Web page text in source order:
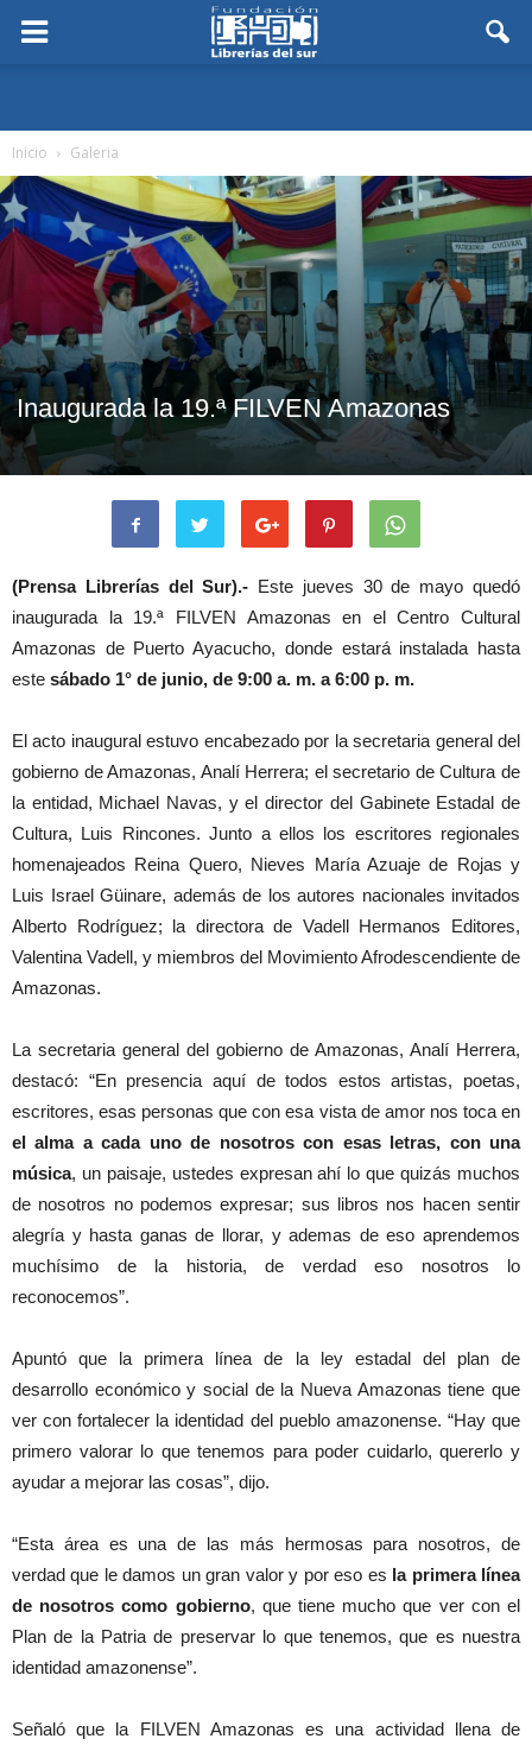
Inicio Galeria
Inaugurada la 19.ª FILVEN Amazonas
(Prensa Librerías del Sur).- Este jueves 30 de mayo quedó
inaugurada la 19.ª FILVEN Amazonas en el Centro Cultural
Amazonas de Puerto Ayacucho, donde estará instalada hasta
este sábado 1° de junio, de 9:00 a. m. a 6:00 p. m.
El acto inaugural estuvo encabezado por la secretaria general del
gobierno de Amazonas, Analí Herrera; el secretario de Cultura de
la entidad, Michael Navas, y el director del Gabinete Estadal de
Cultura, Luis Rincones. Junto a ellos los escritores regionales
homenajeados Reina Quero, Nieves María Azuaje de Rojas y
Luis Israel Güinare, además de los autores nacionales invitados
Alberto Rodríguez; la directora de Vadell Hermanos Editores,
Valentina Vadell, y miembros del Movimiento Afrodescendiente de
Amazonas.
La secretaria general del gobierno de Amazonas, Analí Herrera,
destacó: “En presencia aquí de todos estos artistas, poetas,
escritores, esas personas que con esa vista de amor nos toca en
el alma a cada uno de nosotros con esas letras, con una
música, un paisaje, ustedes expresan ahí lo que quizás muchos
de nosotros no podemos expresar; sus libros nos hacen sentir
alegría y hasta ganas de llorar, y ademas de eso aprendemos
muchísimo de la historia, de verdad eso nosotros lo
reconocemos”.
Apuntó que la primera línea de la ley estadal del plan de
desarrollo económico y social de la Nueva Amazonas tiene que
ver con fortalecer la identidad del pueblo amazonense. “Hay que
primero valorar lo que tenemos para poder cuidarlo, quererlo y
ayudar a mejorar las cosas”, dijo.
“Esta área es una de las más hermosas para nosotros, de
verdad que le damos un gran valor y por eso es la primera línea
de nosotros como gobierno, que tiene mucho que ver con el
Plan de la Patria de preservar lo que tenemos, que es nuestra
identidad amazonense”.
Señaló que la FILVEN Amazonas es una actividad llena de